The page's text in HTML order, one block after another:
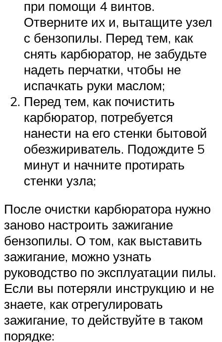
при помощи 4 винтов.
Отверните их и, вытащите узел
с бензопилы. Перед тем, как
снять карбюратор, не забудьте
надеть перчатки, чтобы не
испачкать руки маслом;
Перед тем, как почистить
карбюратор, потребуется
нанести на его стенки бытовой
обезжириватель. Подождите 5
минут и начните протирать
стенки узла;
После очистки карбюратора нужно
заново настроить зажигание
бензопилы. О том, как выставить
зажигание, можно узнать
руководство по эксплуатации пилы.
Если вы потеряли инструкцию и не
знаете, как отрегулировать
зажигание, то действуйте в таком
порядке: